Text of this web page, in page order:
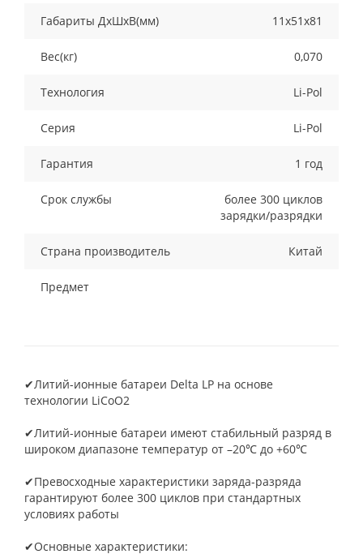
Габариты ДхШхВ(мм) 11х51х81
Вес(кг) 0,070
Технология Li-Pol
Серия Li-Pol
Гарантия 1 год
Срок службы
более 300 циклов
зарядки/разрядки
Страна производитель Китай
Предмет
✔Литий-ионные батареи Delta LP на основе
технологии LiCoO2
✔Литий-ионные батареи имеют стабильный разряд в
широком диапазоне температур от –20℃ до +60℃
✔Превосходные характеристики заряда-разряда
гарантируют более 300 циклов при стандартных
условиях работы
✔Основные характеристики: